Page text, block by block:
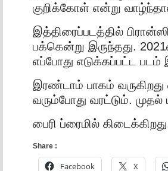
குறிக்கோள் என்று
இத்திரைப்படத்தில்
பக்கென்று இருந்தது.
எப்போது எடுக்கப்பட்ட படம்
இரண்டாம் பாகம் வருகிறது
வரும்போது வரட்டும்.
பைரி ப்ரைமில்
Share :
Facebook X